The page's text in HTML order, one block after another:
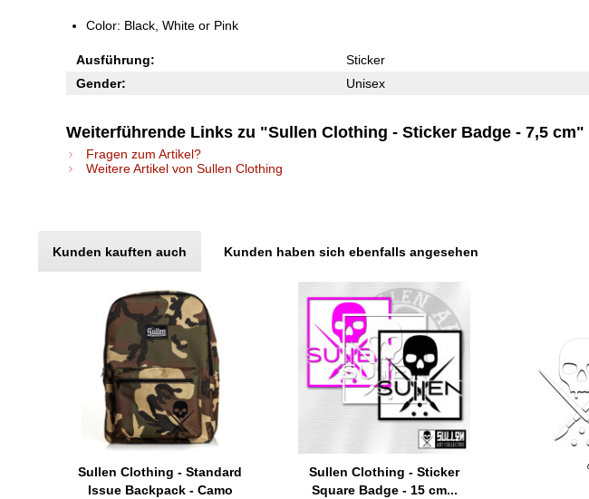
Color: Black, White or Pink
Ausführung:
Sticker
Gender:
Unisex
Weiterführende Links zu "Sullen Clothing - Sticker Badge - 7,5 cm"
Fragen zum Artikel?
Weitere Artikel von Sullen Clothing
Kunden kauften auch Kunden haben sich ebenfalls angesehen
Sullen Clothing - Standard
Issue Backpack - Camo
Sullen Clothing - Sticker
Square Badge - 15 cm...